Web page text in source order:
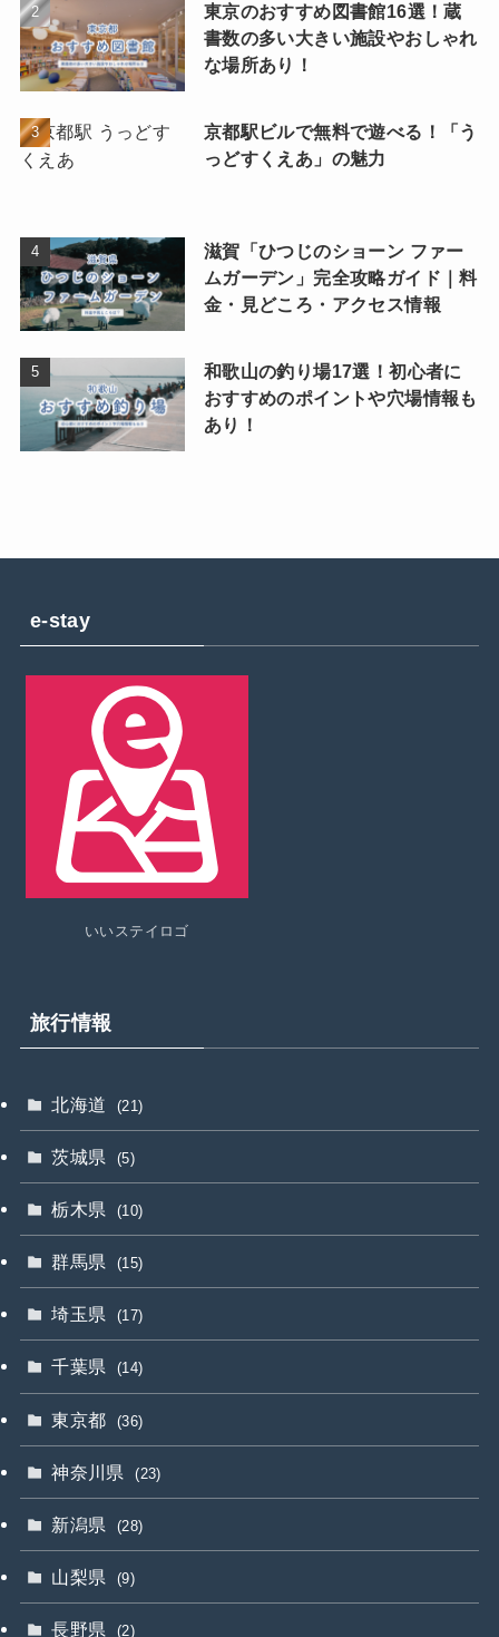
東京のおすすめ図書館16選！蔵
書数の多い大きい施設やおしゃれ
な場所あり！
京都駅ビルで無料で遊べる！「う
っどすくえあ」の魅力
滋賀「ひつじのショーン ファー
ムガーデン」完全攻略ガイド｜料
金・見どころ・アクセス情報
和歌山の釣り場17選！初心者に
おすすめのポイントや穴場情報も
あり！
e-stay
いいステイロゴ
旅行情報
北海道 (21)
茨城県 (5)
栃木県 (10)
群馬県 (15)
埼玉県 (17)
千葉県 (14)
東京都 (36)
神奈川県 (23)
新潟県 (28)
山梨県 (9)
長野県 (2)